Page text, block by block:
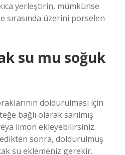
yerleştirin, mümkünse
sırasında üzerini porselen
su mu soğuk
doldurulması için
bağlı olarak sarılmış
limon ekleyebilirsiniz.
sonra, doldurulmuş
su eklemeniz gerekir.